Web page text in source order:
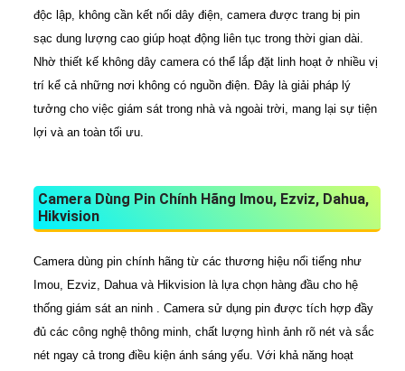
độc lập, không cần kết nối dây điện, camera được trang bị pin
sạc dung lượng cao giúp hoạt động liên tục trong thời gian dài.
Nhờ thiết kế không dây camera có thể lắp đặt linh hoạt ở nhiều vị
trí kể cả những nơi không có nguồn điện. Đây là giải pháp lý
tưởng cho việc giám sát trong nhà và ngoài trời, mang lại sự tiện
lợi và an toàn tối ưu.
Camera Dùng Pin Chính Hãng Imou, Ezviz, Dahua,
Hikvision
Camera dùng pin chính hãng từ các thương hiệu nổi tiếng như
Imou, Ezviz, Dahua và Hikvision là lựa chọn hàng đầu cho hệ
thống giám sát an ninh . Camera sử dụng pin được tích hợp đầy
đủ các công nghệ thông minh, chất lượng hình ảnh rõ nét và sắc
nét ngay cả trong điều kiện ánh sáng yếu. Với khả năng hoạt